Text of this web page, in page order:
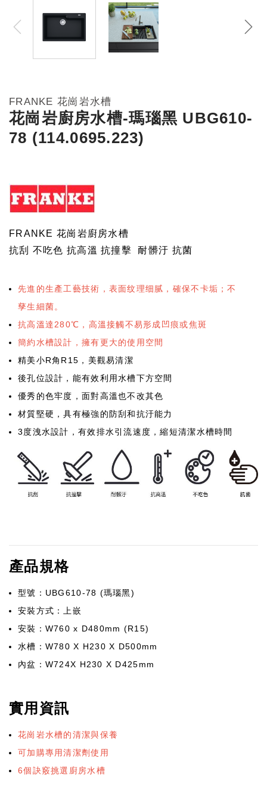
FRANKE 花崗岩水槽
花崗岩廚房水槽-瑪瑙黑 UBG610-
78 (114.0695.223)
FRANKE 花崗岩廚房水槽
抗刮 不吃色 抗高溫 抗撞擊 耐髒汙 抗菌
先進的生產工藝技術，表面纹理细腻，確保不卡垢；不
孳生細菌。
抗高溫達280℃，高溫接觸不易形成凹痕或焦斑
簡約水槽設計，擁有更大的使用空間
精美小R角R15，美觀易清潔
後孔位設計，能有效利用水槽下方空間
優秀的色牢度，面對高溫也不改其色
材質堅硬，具有極強的防刮和抗汙能力
3度洩水設計，有效排水引流速度，縮短清潔水槽時間
產品規格
型號：UBG610-78 (瑪瑙黑)
安裝方式：上嵌
安裝：W760 x D480mm (R15)
水槽：W780 X H230 X D500mm
內盆：W724X H230 X D425mm
實用資訊
花崗岩水槽的清潔與保養
可加購專用清潔劑使用
6個訣竅挑選廚房水槽